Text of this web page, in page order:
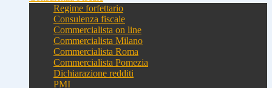
Regime forfettario
Consulenza fiscale
Commercialista on line
Commercialista Milano
Commercialista Roma
Commercialista Pomezia
Dichiarazione redditi
PMI